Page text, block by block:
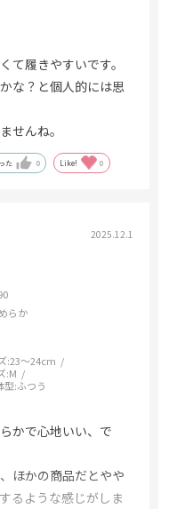
て履きやすいです。
な？と個人的には思
せんね。
た 0 Like! 0
2025.12.1
らか
:23～24cm
:M
型:ふつう
かで心地いい、で
ほかの商品だとやや
るような感じがしま